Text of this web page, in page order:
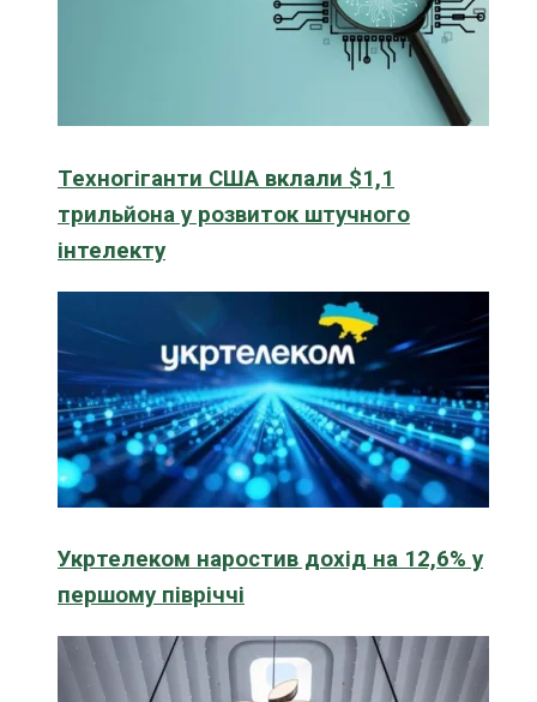
Техногіганти США вклали $1,1
трильйона у розвиток штучного
інтелекту
Укртелеком наростив дохід на 12,6% у
першому півріччі